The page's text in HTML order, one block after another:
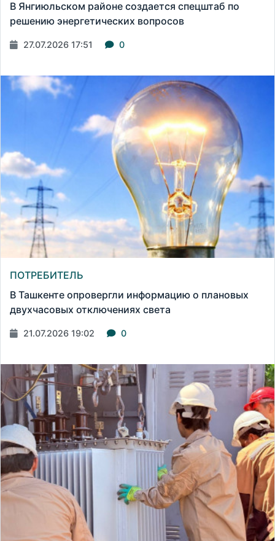
В Янгиюльском районе создается спецштаб по
решению энергетических вопросов
27.07.2026 17:51 0
ПОТРЕБИТЕЛЬ
В Ташкенте опровергли информацию о плановых
двухчасовых отключениях света
21.07.2026 19:02 0